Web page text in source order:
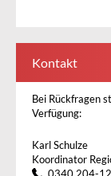
Kontakt
Bei Rückfragen
Verfügung:
Karl Schulze
Koordinator